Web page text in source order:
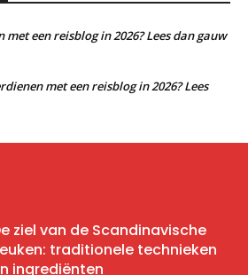
met een reisblog in 2026? Lees dan gauw
met een reisblog in 2026? Lees
ziel van de Scandinavische
traditionele technieken
ingrediënten